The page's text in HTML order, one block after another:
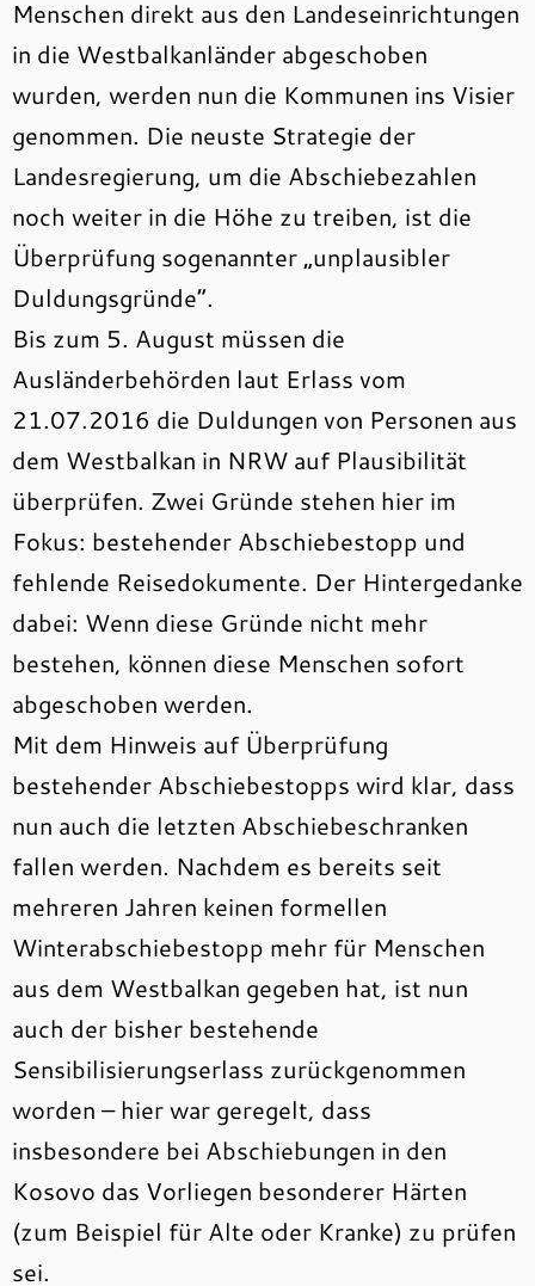
Menschen direkt aus den Landeseinrichtungen
in die Westbalkanländer abgeschoben
wurden, werden nun die Kommunen ins Visier
genommen. Die neuste Strategie der
Landesregierung, um die Abschiebezahlen
noch weiter in die Höhe zu treiben, ist die
Überprüfung sogenannter „unplausibler
Duldungsgründe“.
Bis zum 5. August müssen die
Ausländerbehörden laut Erlass vom
21.07.2016 die Duldungen von Personen aus
dem Westbalkan in NRW auf Plausibilität
überprüfen. Zwei Gründe stehen hier im
Fokus: bestehender Abschiebestopp und
fehlende Reisedokumente. Der Hintergedanke
dabei: Wenn diese Gründe nicht mehr
bestehen, können diese Menschen sofort
abgeschoben werden.
Mit dem Hinweis auf Überprüfung
bestehender Abschiebestopps wird klar, dass
nun auch die letzten Abschiebeschranken
fallen werden. Nachdem es bereits seit
mehreren Jahren keinen formellen
Winterabschiebestopp mehr für Menschen
aus dem Westbalkan gegeben hat, ist nun
auch der bisher bestehende
Sensibilisierungserlass zurückgenommen
worden – hier war geregelt, dass
insbesondere bei Abschiebungen in den
Kosovo das Vorliegen besonderer Härten
(zum Beispiel für Alte oder Kranke) zu prüfen
sei.